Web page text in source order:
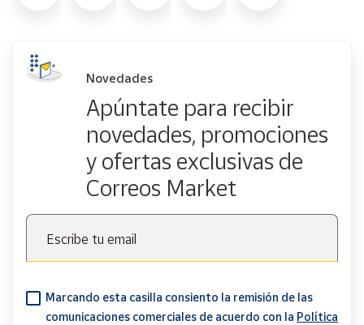
Novedades
Apúntate para recibir
novedades, promociones
y ofertas exclusivas de
Correos Market
Escribe tu email
Marcando esta casilla consiento la remisión de las
comunicaciones comerciales de acuerdo con la Política